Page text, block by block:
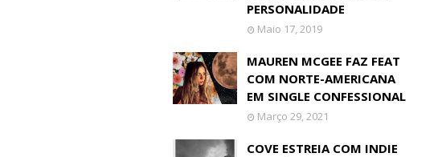
PERSONALIDADE
Maio 17, 2019
MAUREN MCGEE FAZ FEAT
COM NORTE-AMERICANA
EM SINGLE CONFESSIONAL
Março 29, 2021
COVE ESTREIA COM INDIE